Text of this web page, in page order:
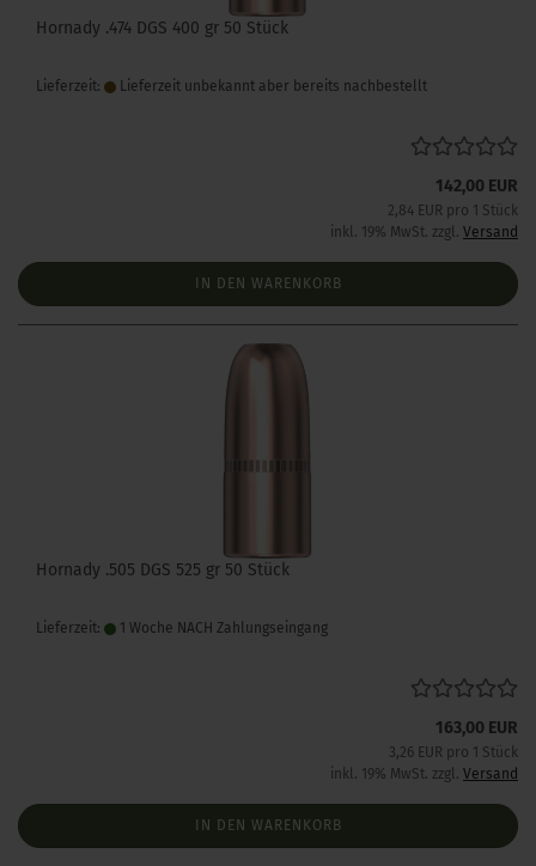
Hornady .474 DGS 400 gr 50 Stück
Lieferzeit: Lieferzeit unbekannt aber bereits nachbestellt
142,00 EUR
2,84 EUR pro 1 Stück
inkl. 19% MwSt. zzgl. Versand
IN DEN WARENKORB
Hornady .505 DGS 525 gr 50 Stück
Lieferzeit: 1 Woche NACH Zahlungseingang
163,00 EUR
3,26 EUR pro 1 Stück
inkl. 19% MwSt. zzgl. Versand
IN DEN WARENKORB